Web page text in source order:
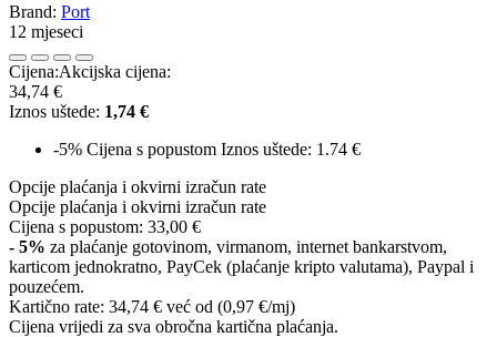
Brand: Port
12 mjeseci
Cijena:Akcijska cijena:
34,74 €
Iznos uštede: 1,74 €
-5% Cijena s popustom Iznos uštede: 1.74 €
Opcije plaćanja i okvirni izračun rate
Opcije plaćanja i okvirni izračun rate
Cijena s popustom: 33,00 €
- 5% za plaćanje gotovinom, virmanom, internet bankarstvom,
karticom jednokratno, PayCek (plaćanje kripto valutama), Paypal i
pouzećem.
Kartično rate: 34,74 € već od (0,97 €/mj)
Cijena vrijedi za sva obročna kartična plaćanja.